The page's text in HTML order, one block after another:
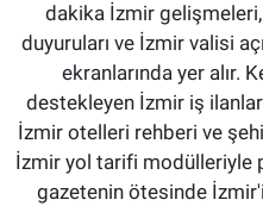
dakika İzmir
duyuruları ve İzmir valisi
ekranlarında yer alır.
destekleyen İzmir iş
İzmir otelleri rehberi ve
İzmir yol tarifi modülleriyle
gazetenin ötesinde